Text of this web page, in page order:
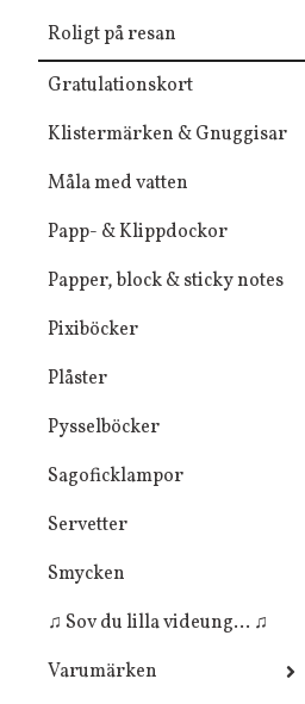
Roligt på resan
Gratulationskort
Klistermärken & Gnuggisar
Måla med vatten
Papp- & Klippdockor
Papper, block & sticky notes
Pixiböcker
Plåster
Pysselböcker
Sagoficklampor
Servetter
Smycken
♫ Sov du lilla videung... ♫
Varumärken